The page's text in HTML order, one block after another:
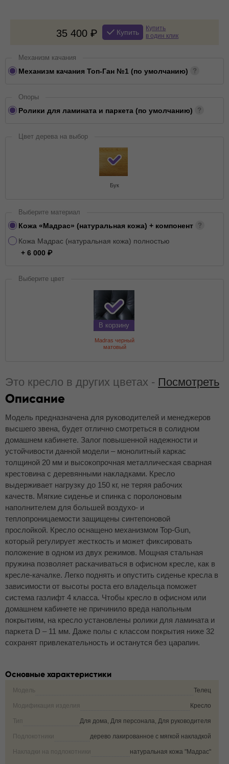
35 400 Купить
Купить
в один клик
Механизм качания
Механизм качания Топ-Ган №1 (по умолчанию)
Опоры
Ролики для ламината и паркета (по умолчанию)
Цвет дерева на выбор
Бук
Выберите материал
Кожа «Мадрас» (натуральная кожа) + компонент
Кожа Мадрас (натуральная кожа) полностью
+ 6 000
Выберите цвет
В корзину
Madras черный
матовый
Это кресло в других цветах - Посмотреть
Описание
Модель предназначена для руководителей и менеджеров
высшего звена, будет отлично смотреться в солидном
домашнем кабинете. Залог повышенной надежности и
устойчивости данной модели – монолитный каркас
толщиной 20 мм и высокопрочная металлическая сварная
крестовина с деревянными накладками. Кресло
выдерживает нагрузку до 150 кг, не теряя рабочих
качеств. Мягкие сиденье и спинка с поролоновым
наполнителем для большей воздухо- и
теплопроницаемости защищены синтепоновой
прослойкой. Кресло оснащено механизмом Top-Gun,
который регулирует жесткость и может фиксировать
положение в одном из двух режимов. Мощная стальная
пружина позволяет раскачиваться в офисном кресле, как в
кресле-качалке. Легко поднять и опустить сиденье кресла в
зависимости от высоты роста его владельца поможет
система газлифт 4 класса. Чтобы кресло в офисном или
домашнем кабинете не причинило вреда напольным
покрытиям, на кресло установлены ролики для ламината и
паркета D – 11 мм. Даже полы с классом покрытия ниже 32
сохранят привлекательность и останутся без царапин.
Основные характеристики
Модель Телец
Модификация изделия Кресло
Тип Для дома, Для персонала, Для руководителя
Подлокотники дерево лакированное с мягкой накладкой
Накладки на подлокотники натуральная кожа "Мадрас"